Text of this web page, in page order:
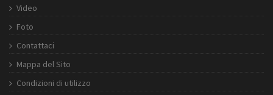
Video
Foto
Contattaci
Mappa del Sito
Condizioni di utilizzo